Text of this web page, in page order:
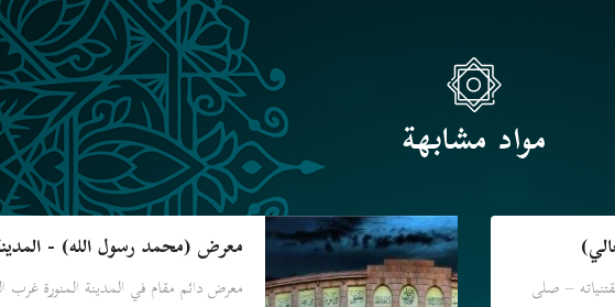
مواد مشابهة
– صلى
معرض (محمد رسول الله) - المدينة
معرض دائم مقام في المدينة المنورة غرب